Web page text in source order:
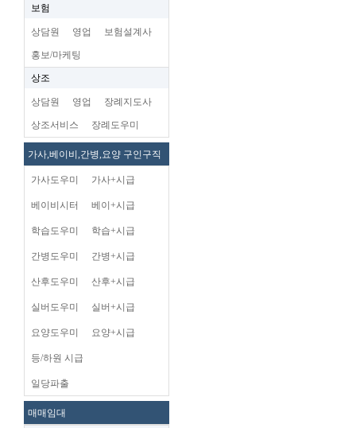
보험
상담원 영업 보험설계사
홍보/마케팅
상조
상담원 영업 장례지도사
상조서비스 장례도우미
가사,베이비,간병,요양 구인구직
가사도우미 가사+시급
베이비시터 베이+시급
학습도우미 학습+시급
간병도우미 간병+시급
산후도우미 산후+시급
실버도우미 실버+시급
요양도우미 요양+시급
등/하원 시급
일당파출
매매임대